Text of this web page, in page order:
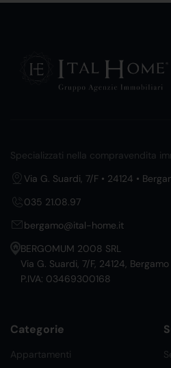
Specializzati nella compravendita
Via G. Suardi, 7/F • 24124 •
035 21.08.97
bergamo@ital-home.it
BERGOMUM 2008 SRL
Via G. Suardi, 7/F, 24124,
P.IVA: 03469300168
Categorie
Appartamenti